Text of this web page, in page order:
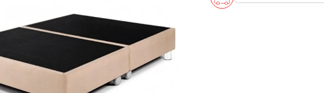
laptop
terrex